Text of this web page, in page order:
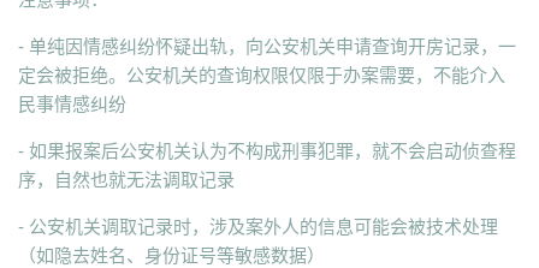
- 单纯因情感纠纷怀疑出轨，向公安机关申请查询开房记录，一
定会被拒绝。公安机关的查询权限仅限于办案需要，不能介入
民事情感纠纷
- 如果报案后公安机关认为不构成刑事犯罪，就不会启动侦查程
序，自然也就无法调取记录
- 公安机关调取记录时，涉及案外人的信息可能会被技术处理
（如隐去姓名、身份证号等敏感数据）